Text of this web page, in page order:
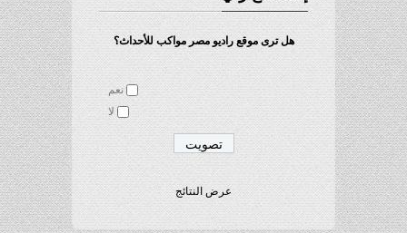
هل ترى موقع راديو مصر مواكب للأحداث؟
نعم
لا
عرض النتائج